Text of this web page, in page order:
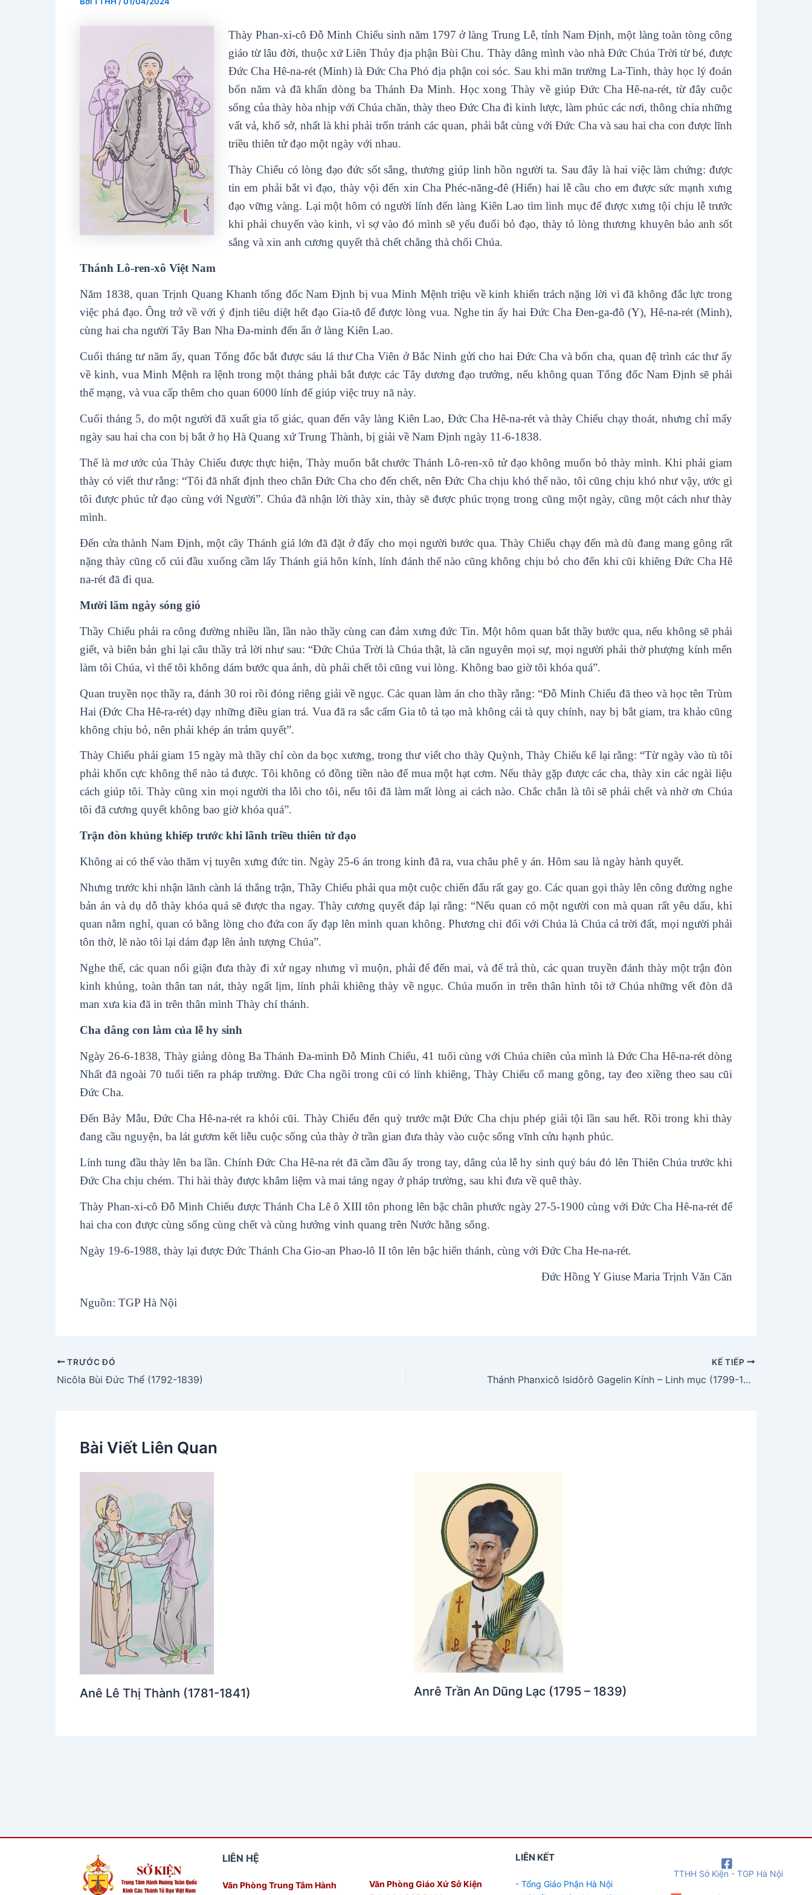
Thày Phan-xi-cô Đỗ Minh Chiểu sinh năm 1797 ở làng Trung Lễ, tỉnh Nam Định, một làng toàn tòng công
giáo từ lâu đời, thuộc xứ Liên Thủy địa phận Bùi Chu. Thày dâng mình vào nhà Đức Chúa Trời từ bé, được
Đức Cha Hê-na-rét (Minh) là Đức Cha Phó địa phận coi sóc. Sau khi mãn trường La-Tinh, thày học lý đoán
bốn năm và đã khấn dòng ba Thánh Đa Minh. Học xong Thày về giúp Đức Cha Hê-na-rét, từ đây cuộc
sống của thày hòa nhịp với Chúa chăn, thày theo Đức Cha đi kinh lược, làm phúc các nơi, thông chia những
vất vả, khổ sở, nhất là khi phải trốn tránh các quan, phải bắt cùng với Đức Cha và sau hai cha con được lĩnh
triều thiên tử đạo một ngày với nhau.
Thày Chiểu có lòng đạo đức sốt sắng, thương giúp linh hồn người ta. Sau đây là hai việc làm chứng: được
tin em phải bắt vì đạo, thày vội đến xin Cha Phéc-năng-đê (Hiển) hai lễ cầu cho em được sức mạnh xưng
đạo vững vàng. Lại một hôm có người lính đến làng Kiên Lao tìm linh mục để được xưng tội chịu lễ trước
khi phải chuyển vào kinh, vì sợ vào đó mình sẽ yếu đuổi bỏ đạo, thày tỏ lòng thương khuyên bảo anh sốt
sắng và xin anh cương quyết thà chết chẳng thà chối Chúa.
Thánh Lô-ren-xô Việt Nam
Năm 1838, quan Trịnh Quang Khanh tổng đốc Nam Định bị vua Minh Mệnh triệu về kinh khiển trách nặng lời vì đã không đắc lực trong
việc phá đạo. Ông trở về với ý định tiêu diệt hết đạo Gia-tô để được lòng vua. Nghe tin ấy hai Đức Cha Đen-ga-đô (Y), Hê-na-rét (Minh),
cùng hai cha người Tây Ban Nha Đa-minh đến ẩn ở làng Kiên Lao.
Cuối tháng tư năm ấy, quan Tổng đốc bắt được sáu lá thư Cha Viên ở Bắc Ninh gửi cho hai Đức Cha và bốn cha, quan đệ trình các thư ấy
về kinh, vua Minh Mệnh ra lệnh trong một tháng phải bắt được các Tây dương đạo trưởng, nếu không quan Tổng đốc Nam Định sẽ phải
thế mạng, và vua cấp thêm cho quan 6000 lính để giúp việc truy nã này.
Cuối tháng 5, do một người đã xuất gia tố giác, quan đến vây làng Kiên Lao, Đức Cha Hê-na-rét và thày Chiểu chạy thoát, nhưng chỉ mấy
ngày sau hai cha con bị bắt ở họ Hà Quang xứ Trung Thành, bị giải về Nam Định ngày 11-6-1838.
Thế là mơ ước của Thày Chiểu được thực hiện, Thày muốn bắt chước Thánh Lô-ren-xô tử đạo không muốn bỏ thày mình. Khi phải giam
thày có viết thư rằng: “Tôi đã nhất định theo chân Đức Cha cho đến chết, nên Đức Cha chịu khó thế nào, tôi cũng chịu khó như vậy, ước gì
tôi được phúc tử đạo cùng với Người”. Chúa đã nhận lời thày xin, thày sẽ được phúc trọng trong cũng một ngày, cũng một cách như thày
mình.
Đến cửa thành Nam Định, một cây Thánh giá lớn đã đặt ở đấy cho mọi người bước qua. Thày Chiểu chạy đến mà dù đang mang gông rất
nặng thày cũng cố cúi đầu xuống cầm lấy Thánh giá hôn kính, lính đánh thế nào cũng không chịu bỏ cho đến khi cũi khiêng Đức Cha Hê
na-rét đã đi qua.
Mười lăm ngày sóng gió
Thầy Chiểu phải ra công đường nhiều lần, lần nào thầy cùng can đảm xưng đức Tin. Một hôm quan bắt thầy bước qua, nếu không sẽ phải
giết, và biên bản ghi lại câu thầy trả lời như sau: “Đức Chúa Trời là Chúa thật, là căn nguyên mọi sự, mọi người phải thờ phượng kính mến
làm tôi Chúa, vì thế tôi không dám bước qua ảnh, dù phải chết tôi cũng vui lòng. Không bao giờ tôi khóa quá”.
Quan truyền nọc thầy ra, đánh 30 roi rồi đóng riêng giải về ngục. Các quan làm án cho thầy rằng: “Đỗ Minh Chiểu đã theo và học tên Trùm
Hai (Đức Cha Hê-ra-rét) dạy những điều gian trá. Vua đã ra sắc cấm Gia tô tả tạo mà không cải tà quy chính, nay bị bắt giam, tra khảo cũng
không chịu bỏ, nên phải khép án trảm quyết”.
Thày Chiểu phải giam 15 ngày mà thầy chỉ còn da bọc xương, trong thư viết cho thày Quỳnh, Thày Chiếu kế lại rằng: “Từ ngày vào tù tôi
phải khốn cực không thể nào tả được. Tôi không có đồng tiền nào để mua một hạt cơm. Nếu thày gặp được các cha, thày xin các ngài liệu
cách giúp tôi. Thày cũng xin mọi người tha lỗi cho tôi, nếu tôi đã làm mất lòng ai cách nào. Chắc chắn là tôi sẽ phải chết và nhờ ơn Chúa
tôi đã cương quyết không bao giờ khóa quá”.
Trận đòn khủng khiếp trước khi lãnh triều thiên tử đạo
Không ai có thể vào thăm vị tuyên xưng đức tin. Ngày 25-6 án trong kinh đã ra, vua châu phê y án. Hôm sau là ngày hành quyết.
Nhưng trước khi nhận lãnh cành lá thắng trận, Thầy Chiểu phải qua một cuộc chiến đấu rất gay go. Các quan gọi thày lên công đường nghe
bản án và dụ dỗ thày khóa quá sẽ được tha ngay. Thày cương quyết đáp lại rằng: “Nếu quan có một người con mà quan rất yêu dấu, khi
quan nằm nghỉ, quan có bằng lòng cho đứa con ấy đạp lên mình quan không. Phương chi đối với Chúa là Chúa cả trời đất, mọi người phải
tôn thờ, lẽ nào tôi lại dám đạp lên ảnh tượng Chúa”.
Nghe thế, các quan nổi giận đưa thày đi xử ngay nhưng vì muộn, phải để đến mai, và để trả thù, các quan truyền đánh thày một trận đòn
kinh khủng, toàn thân tan nát, thày ngất lịm, lính phải khiêng thày về ngục. Chúa muốn in trên thân hình tôi tớ Chúa những vết đòn dã
man xưa kia đã in trên thân mình Thày chí thánh.
Cha dâng con làm của lễ hy sinh
Ngày 26-6-1838, Thày giảng dòng Ba Thánh Đa-minh Đỗ Minh Chiểu, 41 tuổi cùng với Chúa chiên của mình là Đức Cha Hê-na-rét dòng
Nhất đã ngoài 70 tuổi tiến ra pháp trường. Đức Cha ngồi trong cũi có lính khiêng, Thày Chiểu cổ mang gông, tay đeo xiềng theo sau cũi
Đức Cha.
Đến Bảy Mẫu, Đức Cha Hê-na-rét ra khỏi cũi. Thày Chiểu đến quỳ trước mặt Đức Cha chịu phép giải tội lần sau hết. Rồi trong khi thày
đang cầu nguyện, ba lát gươm kết liễu cuộc sống của thày ở trần gian đưa thày vào cuộc sống vĩnh cửu hạnh phúc.
Lính tung đầu thày lên ba lần. Chính Đức Cha Hê-na rét đã cầm đầu ấy trong tay, dâng của lễ hy sinh quý báu đó lên Thiên Chúa trước khi
Đức Cha chịu chém. Thi hài thày được khâm liệm và mai táng ngay ở pháp trường, sau khi đưa về quê thày.
Thày Phan-xi-cô Đỗ Minh Chiểu được Thánh Cha Lê ô XIII tôn phong lên bậc chân phước ngày 27-5-1900 cùng với Đức Cha Hê-na-rét để
hai cha con được cùng sống cùng chết và cùng hưởng vinh quang trên Nước hằng sống.
Ngày 19-6-1988, thày lại được Đức Thánh Cha Gio-an Phao-lô II tôn lên bậc hiển thánh, cùng với Đức Cha He-na-rét.
Đức Hồng Y Giuse Maria Trịnh Văn Căn
Nguồn: TGP Hà Nội
TRƯỚC ĐÓ
Nicôla Bùi Ðức Thể (1792-1839)
KẾ TIẾP
Thánh Phanxicô Isidôrô Gagelin Kính – Linh mục (1799-1833)
Bài Viết Liên Quan
Anê Lê Thị Thành (1781-1841) Anrê Trần An Dũng Lạc (1795 – 1839)
LIÊN HỆ
Văn Phòng Trung Tâm Hành
Văn Phòng Giáo Xứ Sở Kiện
LIÊN KẾT
- Tổng Giáo Phận Hà Nội
TTHH Sở Kiện - TGP Hà Nội